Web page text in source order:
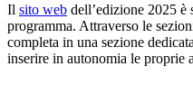
Il sito web dell’edizione 2025
programma. Attraverso le
completa in una sezione
inserire in autonomia le proprie